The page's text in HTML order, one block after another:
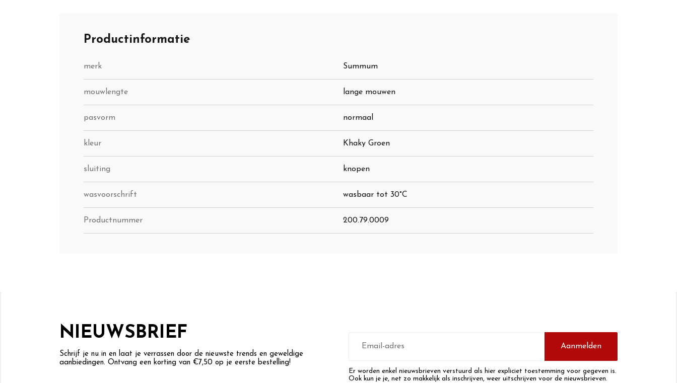
Productinformatie
merk Summum
mouwlengte lange mouwen
pasvorm normaal
kleur Khaky Groen
sluiting knopen
wasvoorschrift wasbaar tot 30°C
Productnummer 200.79.0009
NIEUWSBRIEF
Schrijf je nu in en laat je verrassen door de nieuwste trends en geweldige
aanbiedingen. Ontvang een korting van €7,50 op je eerste bestelling!
mailadres
Aanmelden
Er worden enkel nieuwsbrieven verstuurd als hier expliciet toestemming voor gegeven is.
Ook kun je je, net zo makkelijk als inschrijven, weer uitschrijven voor de nieuwsbrieven.